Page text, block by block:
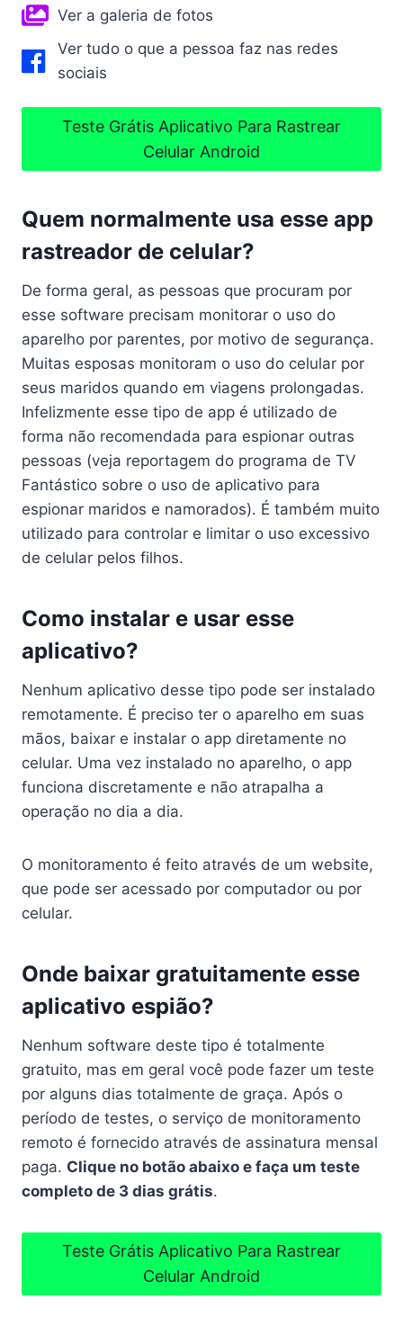
Ver a galeria de fotos
Ver tudo o que a pessoa faz nas redes
sociais
Teste Grátis Aplicativo Para Rastrear
Celular Android
Quem normalmente usa esse app
rastreador de celular?
De forma geral, as pessoas que procuram por
esse software precisam monitorar o uso do
aparelho por parentes, por motivo de segurança.
Muitas esposas monitoram o uso do celular por
seus maridos quando em viagens prolongadas.
Infelizmente esse tipo de app é utilizado de
forma não recomendada para espionar outras
pessoas (veja reportagem do programa de TV
Fantástico sobre o uso de aplicativo para
espionar maridos e namorados). É também muito
utilizado para controlar e limitar o uso excessivo
de celular pelos filhos.
Como instalar e usar esse
aplicativo?
Nenhum aplicativo desse tipo pode ser instalado
remotamente. É preciso ter o aparelho em suas
mãos, baixar e instalar o app diretamente no
celular. Uma vez instalado no aparelho, o app
funciona discretamente e não atrapalha a
operação no dia a dia.
O monitoramento é feito através de um website,
que pode ser acessado por computador ou por
celular.
Onde baixar gratuitamente esse
aplicativo espião?
Nenhum software deste tipo é totalmente
gratuito, mas em geral você pode fazer um teste
por alguns dias totalmente de graça. Após o
período de testes, o serviço de monitoramento
remoto é fornecido através de assinatura mensal
paga. Clique no botão abaixo e faça um teste
completo de 3 dias grátis.
Teste Grátis Aplicativo Para Rastrear
Celular Android